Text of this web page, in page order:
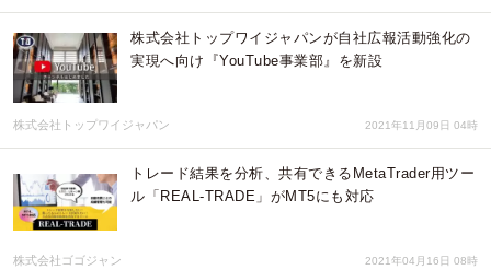
株式会社トップワイジャパンが自社広報活動強化の
実現へ向け『YouTube事業部』を新設
株式会社トップワイジャパン 2021年11月09日 04時
トレード結果を分析、共有できるMetaTrader用ツー
ル「REAL-TRADE」がMT5にも対応
株式会社ゴゴジャン 2021年04月16日 08時